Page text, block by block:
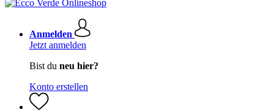
Anmelden
Jetzt anmelden
Bist du neu hier?
Konto erstellen